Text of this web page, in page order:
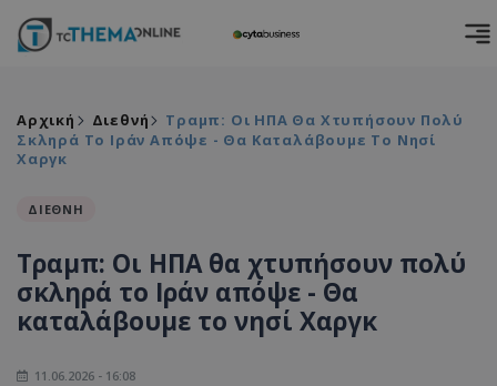
Αρχική Διεθνή
Τραμπ: Οι ΗΠΑ Θα Χτυπήσουν Πολύ
Σκληρά Το Ιράν Απόψε - Θα Καταλάβουμε Το Νησί
Χαργκ
ΔΙΕΘΝΗ
Τραμπ: Οι ΗΠΑ θα χτυπήσουν πολύ
σκληρά το Ιράν απόψε - Θα
καταλάβουμε το νησί Χαργκ
11.06.2026 - 16:08